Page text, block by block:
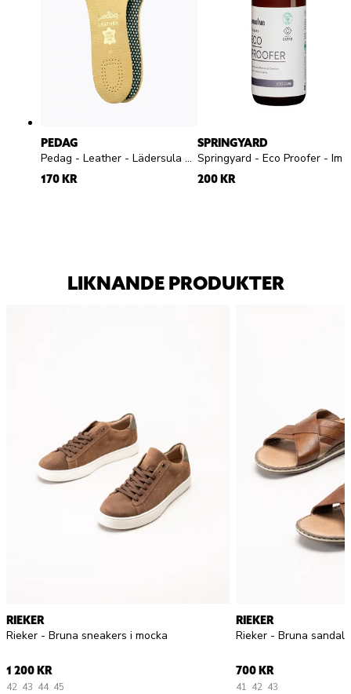
PEDAG
Pedag - Leather - Lädersula med aktivt kol
170 KR
SPRINGYARD
200 KR
LIKNANDE PRODUKTER
RIEKER
Rieker - Bruna sneakers i mocka
1 200 KR
42 43 44 45
RIEKER
Rieker - Bruna
700 KR
41 42 43